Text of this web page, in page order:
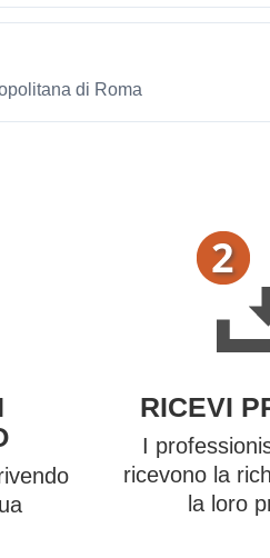
di Roma
RICEVI
I
ricevono la
la loro